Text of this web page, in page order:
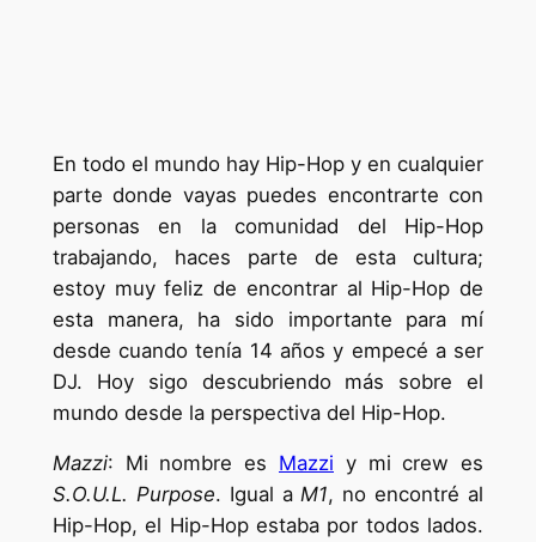
En todo el mundo hay Hip-Hop y en cualquier
parte donde vayas puedes encontrarte con
personas en la comunidad del Hip-Hop
trabajando, haces parte de esta cultura;
estoy muy feliz de encontrar al Hip-Hop de
esta manera, ha sido importante para mí
desde cuando tenía 14 años y empecé a ser
DJ. Hoy sigo descubriendo más sobre el
mundo desde la perspectiva del Hip-Hop.
Mazzi: Mi nombre es Mazzi y mi crew es
S.O.U.L. Purpose. Igual aM1, no encontré al
Hip-Hop, el Hip-Hop estaba por todos lados.